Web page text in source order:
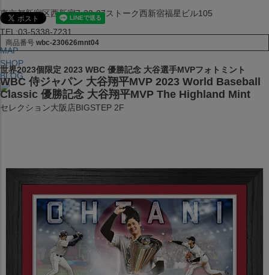
東京都新宿区西新宿7-22-37ストーク西新宿福星ビル105
TEL:03-5338-7231
MAP
SHOP
BLOG
セレクション大阪店BIGSTEP 2F
TEL:06-4708-3300
SHOP
JR水道橋駅西口店
商品番号 wbc-230626mnt04
世界2023個限定 2023 WBC 優勝記念 大谷選手MVPフォトミント
WBC 侍ジャパン 大谷翔平MVP 2023 World Baseball
Classic 優勝記念 大谷翔平MVP The Highland Mint